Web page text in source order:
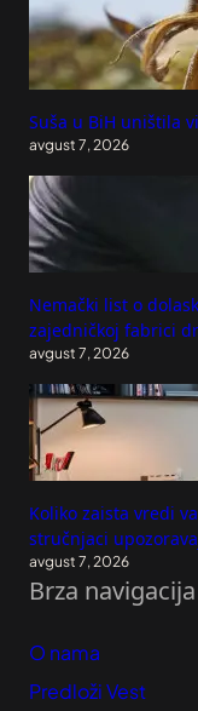
Suša u BiH uništila
avgust 7, 2026
Nemački list o
zajedničkoj fabrici
avgust 7, 2026
Koliko zaista vredi
stručnjaci
avgust 7, 2026
Brza navigacija
O nama
Predloži Vest